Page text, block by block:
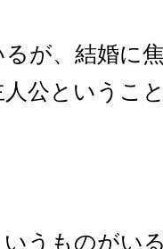
が、結婚に
公というこ
うものがい